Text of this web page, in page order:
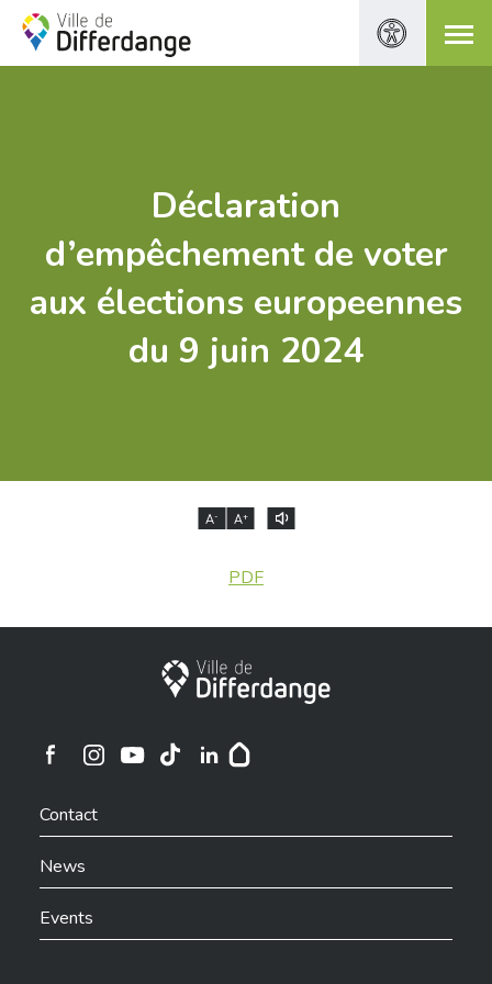
Déclaration
d’empêchement de voter
aux élections europeennes
du 9 juin 2024
A- A+
PDF
City of Differdange
Ville de Differdange sur Instagram
Contact
News
Events